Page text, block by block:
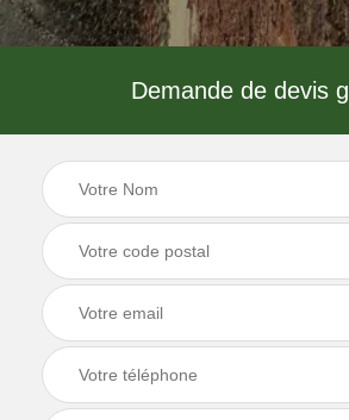
Demande de devis